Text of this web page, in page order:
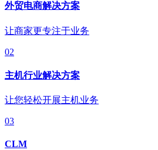
外贸电商解决方案
让商家更专注于业务
02
主机行业解决方案
让您轻松开展主机业务
03
CLM